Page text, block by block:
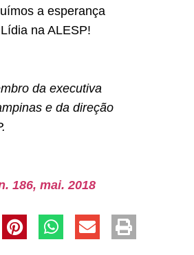
a esperança
na ALESP!
da executiva
e da direção
186, mai. 2018